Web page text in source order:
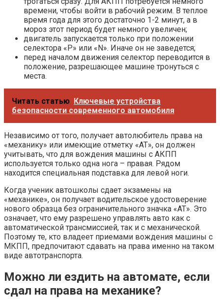
времени, чтобы войти в рабочий режим. В теплое
время года для этого достаточно 1-2 минут, а в
мороз этот период будет немного увеличен;
двигатель запускается только при положении
селектора «Р» или «N». Иначе он не заведется;
перед началом движения селектор переводится в
положение, разрешающее машине тронуться с
места.
Читать статью Ключевые устройства
безопасности современного автомобиля
Независимо от того, получает автолюбитель права на
«механику» или имеющие отметку «АТ», он должен
учитывать, что для вождения машины с АКПП
используется только одна нога – правая. Рядом
находится специальная подставка для левой ноги.
Когда ученик автошколы сдает экзамены на
«механике», он получает водительское удостоверение
нового образца без ограничительного значка «АТ». Это
означает, что ему разрешено управлять авто как с
автоматической трансмиссией, так и с механической.
Поэтому те, кто владеет приемами вождения машины с
МКПП, предпочитают сдавать на права именно на таком
виде автотранспорта.
Можно ли ездить на автомате, если
сдал на права на механике?